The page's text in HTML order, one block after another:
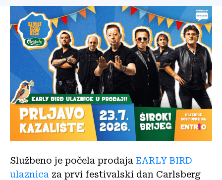
Službeno je počela prodaja EARLY BIRD
ulaznica za prvi festivalski dan Carlsberg